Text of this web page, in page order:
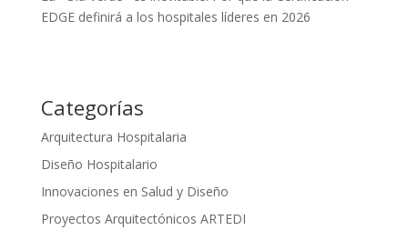
EDGE definirá a los hospitales líderes en 2026
Categorías
Arquitectura Hospitalaria
Diseño Hospitalario
Innovaciones en Salud y Diseño
Proyectos Arquitectónicos ARTEDI